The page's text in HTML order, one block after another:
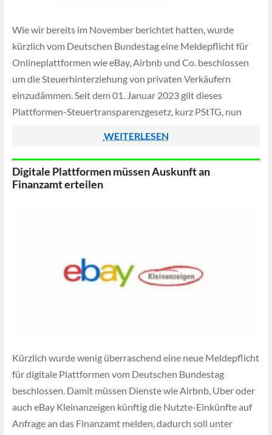
Wie wir bereits im November berichtet hatten, wurde
kürzlich vom Deutschen Bundestag eine Meldepflicht für
Onlineplattformen wie eBay, Airbnb und Co. beschlossen
um die Steuerhinterziehung von privaten Verkäufern
einzudämmen. Seit dem 01. Januar 2023 gilt dieses
Plattformen-Steuertransparenzgesetz, kurz PStTG, nun
aktiv an das Bundeszentralamt für Steuern […]
WEITERLESEN
Digitale Plattformen müssen Auskunft an
Finanzamt erteilen
Kürzlich wurde wenig überraschend eine neue Meldepflicht
für digitale Plattformen vom Deutschen Bundestag
beschlossen. Damit müssen Dienste wie Airbnb, Uber oder
auch eBay Kleinanzeigen künftig die Nutzte-Einkünfte auf
Anfrage an das Finanzamt melden, dadurch soll unter